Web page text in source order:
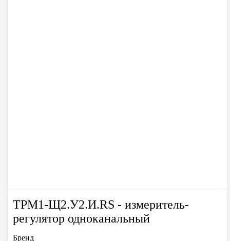
ТРМ1-Щ2.У2.И.RS - измеритель-
регулятор одноканальный
Бренд